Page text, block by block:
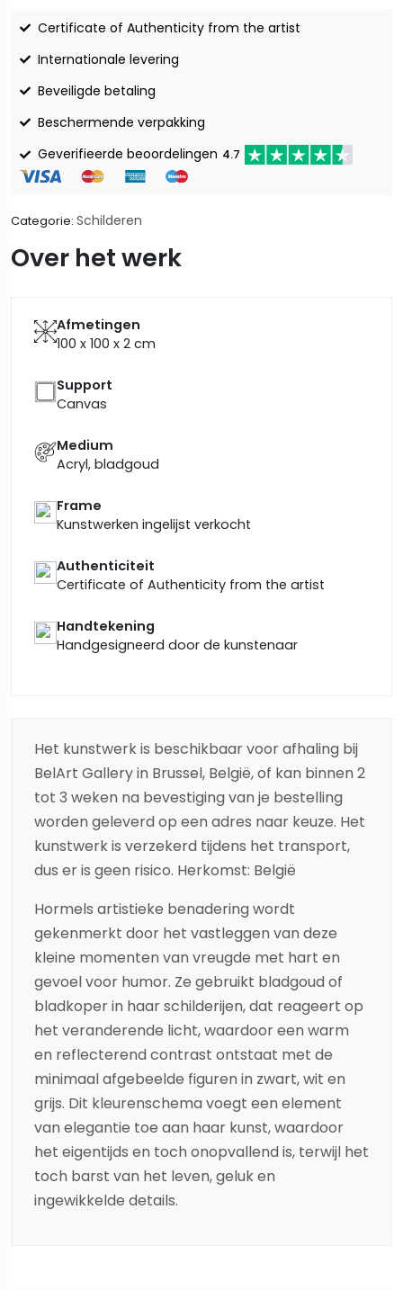
Certificate of Authenticity from the artist
Internationale levering
Beveiligde betaling
Beschermende verpakking
Geverifieerde beoordelingen 4.7
Categorie: Schilderen
Over het werk
Afmetingen
100 x 100 x 2 cm
Support
Canvas
Medium
Acryl, bladgoud
Frame
Kunstwerken ingelijst verkocht
Authenticiteit
Certificate of Authenticity from the artist
Handtekening
Handgesigneerd door de kunstenaar
Het kunstwerk is beschikbaar voor afhaling bij
BelArt Gallery in Brussel, België, of kan binnen 2
tot 3 weken na bevestiging van je bestelling
worden geleverd op een adres naar keuze. Het
kunstwerk is verzekerd tijdens het transport,
dus er is geen risico. Herkomst: België
Hormels artistieke benadering wordt
gekenmerkt door het vastleggen van deze
kleine momenten van vreugde met hart en
gevoel voor humor. Ze gebruikt bladgoud of
bladkoper in haar schilderijen, dat reageert op
het veranderende licht, waardoor een warm
en reflecterend contrast ontstaat met de
minimaal afgebeelde figuren in zwart, wit en
grijs. Dit kleurenschema voegt een element
van elegantie toe aan haar kunst, waardoor
het eigentijds en toch onopvallend is, terwijl het
toch barst van het leven, geluk en
ingewikkelde details.